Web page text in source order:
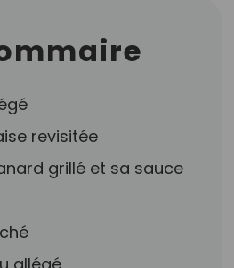
revisitée
grillé et sa sauce